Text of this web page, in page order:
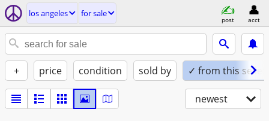
los angeles for sale
post acct
+ price condition sold by ✓ from this seller
newest